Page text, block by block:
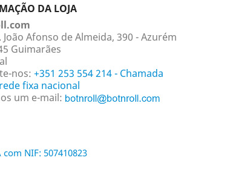
DA LOJA
João Afonso de Almeida, 390 - Azurém
Guimarães
nos: +351 253 554 214 - Chamada
fixa nacional
um e-mail:
NIF: 507410823